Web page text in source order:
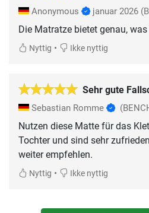
Anonymous januar 2026
Nyttig • Ikke nyttig
Sehr gute
Sebastian Romme
Nutzen diese Matte für das
Tochter und sind sehr
weiter empfehlen.
Nyttig • Ikke nyttig